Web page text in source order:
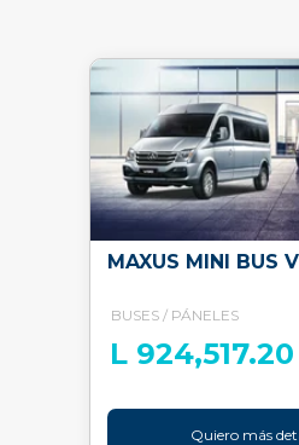
MAXUS MINI BUS
BUSES / PÁNELES
L 924,517.20
Quiero más